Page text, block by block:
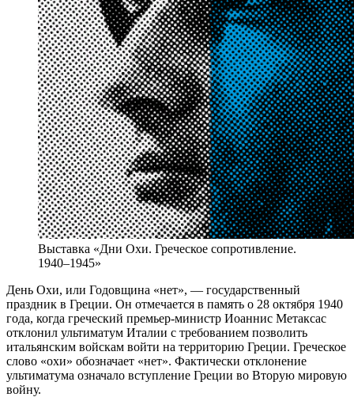
Выставка «Дни Охи. Греческое сопротивление.
1940–1945»
День Охи, или Годовщина «нет», — государственный
праздник в Греции. Он отмечается в память о 28 октября 1940
года, когда греческий премьер-министр Иоаннис Метаксас
отклонил ультиматум Италии с требованием позволить
итальянским войскам войти на территорию Греции. Греческое
слово «охи» обозначает «нет». Фактически отклонение
ультиматума означало вступление Греции во Вторую мировую
войну.